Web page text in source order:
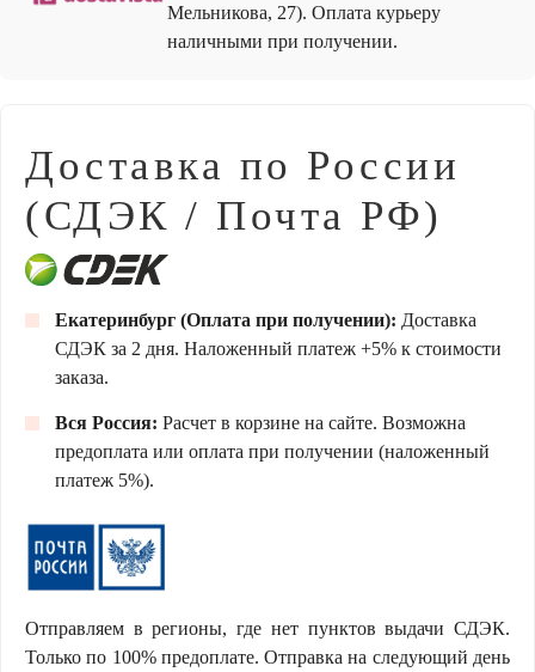
Мельникова, 27). Оплата курьеру
наличными при получении.
Доставка по России
(СДЭК / Почта РФ)
Екатеринбург (Оплата при получении): Доставка
СДЭК за 2 дня. Наложенный платеж +5% к стоимости
заказа.
Вся Россия: Расчет в корзине на сайте. Возможна
предоплата или оплата при получении (наложенный
платеж 5%).
Отправляем в регионы, где нет пунктов выдачи СДЭК.
Только по 100% предоплате. Отправка на следующий день